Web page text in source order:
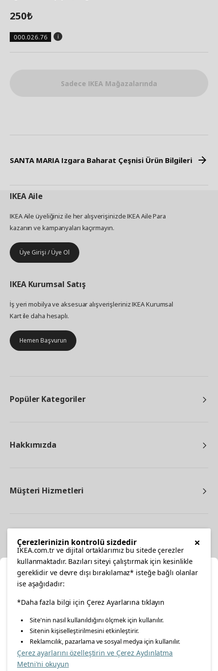
250₺
000.026.76
Sadece IKEA Mağazalarında
SANTA MARIA Izgara Baharat Çeşnisi Ürün Bilgileri
IKEAAile
IKEA Aile üyeliğiniz ile her alışverişinizde IKEA Aile Para
kazanın ve kampanyaları kaçırmayın.
Üye Girişi / Üye Ol
IKEA Kurumsal Satış
İş yeri mobilya ve aksesuar alışverişleriniz IKEA Kurumsal
Kart ile daha hesaplı.
Hemen Başvurun
Popüler Kategoriler
Hakkımızda
Müşteri Hizmetleri
facebooktwitterinstagrampinterestyoutube
linkedin
Enerji Politikası Bilgi Güvenliği Politikası
Konumunuzu Seçin
İnternetten vereceğiniz siparişlerinizde size özel hizmet ve
içerikleri görebilmek için lütfen konumuzu seçin.
İl seçiniz
×
Çerezlerinizin kontrolü sizdedir
IKEA.com.tr ve dijital ortaklarımız bu sitede çerezler
kullanmaktadır. Bazıları siteyi çalıştırmak için kesinlikle
gereklidir ve devre dışı bırakılamaz* isteğe bağlı olanlar
ise aşağıdadır:
*Daha fazla bilgi için Çerez Ayarlarına tıklayın
Site'nin nasıl kullanıldığını ölçmek için kullanılır.
Sitenin kişiselleştirilmesini etkinleştirir.
Reklamcılık, pazarlama ve sosyal medya için kullanılır.
Çerez ayarlarını özelleştirin ve Çerez Aydınlatma
Metni'ni okuyun